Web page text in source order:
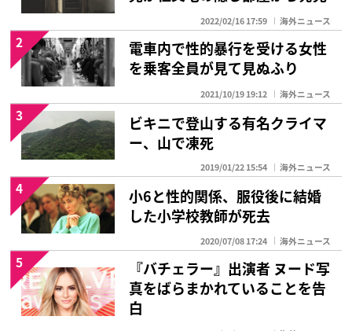
2022/02/16 17:59 海外ニュース
電車内で性的暴行を受ける女性
を乗客全員が見て見ぬふり
2021/10/19 19:12 海外ニュース
2
ビキニで登山する有名クライマ
ー、山で凍死
2019/01/22 15:54 海外ニュース
3
小6と性的関係、服役後に結婚
した小学校教師が死去
2020/07/08 17:24 海外ニュース
4
『バチェラー』出演者 ヌード写
真をばらまかれていることを告
白
5